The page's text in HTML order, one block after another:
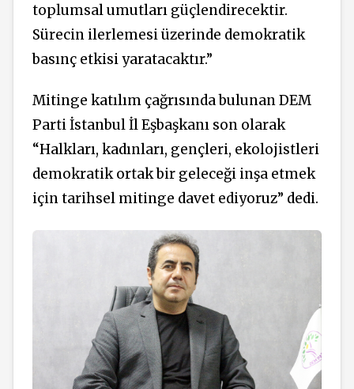
toplumsal umutları güçlendirecektir.
Sürecin ilerlemesi üzerinde demokratik
basınç etkisi yaratacaktır.”
Mitinge katılım çağrısında bulunan DEM
Parti İstanbul İl Eşbaşkanı son olarak
“Halkları, kadınları, gençleri, ekolojistleri
demokratik ortak bir geleceği inşa etmek
için tarihsel mitinge davet ediyoruz” dedi.